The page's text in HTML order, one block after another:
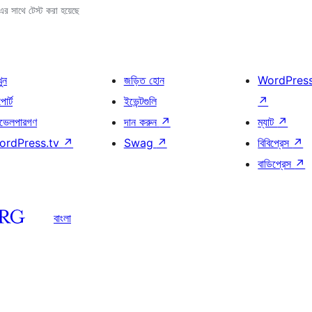
টেস্ট করা হয়েছে
↗
জড়িত হোন
ইভেন্টগুলি
দান করুন ↗
Swag ↗
↗
ম্যাট ↗
বিবিপ্রেস ↗
বাডিপ্রেস ↗
বাংলা